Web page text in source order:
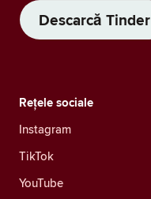
Descarcă Tinder
Rețele sociale
Instagram
TikTok
YouTube